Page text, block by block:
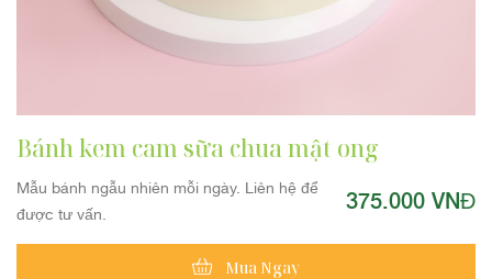
Bánh kem cam sữa chua mật ong
Mẫu bánh ngẫu nhiên mỗi ngày. Liên hệ để
được tư vấn.
375.000 VNĐ
Mua Ngay